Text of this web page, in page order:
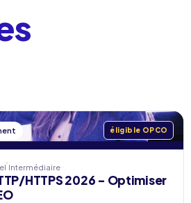
éligible OPCO
Intermédiaire
HTTPS 2026 - Optimiser